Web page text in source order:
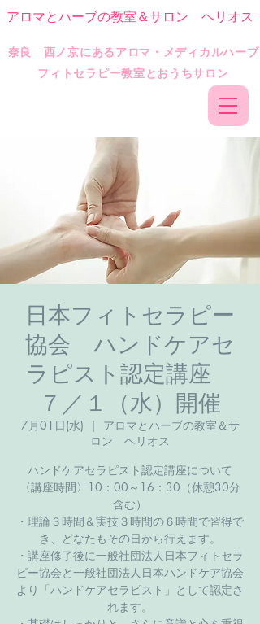
​奈良 西ノ京にあるアロマ・メディカルハーブ
フィトセラピー教室とおうちサロン
アロマとハーブの教室＆サロン ヘリオス
日本フィトセラピー
協会 ハンドケアセ
ラピスト認定講座
７／１（水）開催
7月01日(水)
  |
アロマとハーブの教室＆サ
ロン ヘリオス
ハンドケアセラピスト認定講座について
〈講座時間〉10：00～16：30（休憩30分
含む）
・理論３時間＆実技３時間の６時間で習得で
き、どなたもその日から行えます。
・講座修了後に一般社団法人日本フィトセラ
ピー協会と一般社団法人日本ハンドケア協会
より「ハンドケアセラピスト」として認定さ
れます。